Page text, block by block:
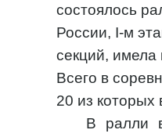
состоялось
России, I-м
секций, имела
Всего в
20 из которых
В ралли